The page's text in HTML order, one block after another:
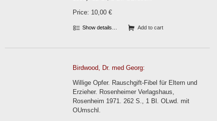
Price: 10,00 €
Show details… Add to cart
Birdwood, Dr. med Georg:
Willige Opfer. Rauschgift-Fibel für Eltern und
Erzieher. Rosenheimer Verlagshaus,
Rosenheim 1971. 262 S., 1 Bl. OLwd. mit
OUmschl.